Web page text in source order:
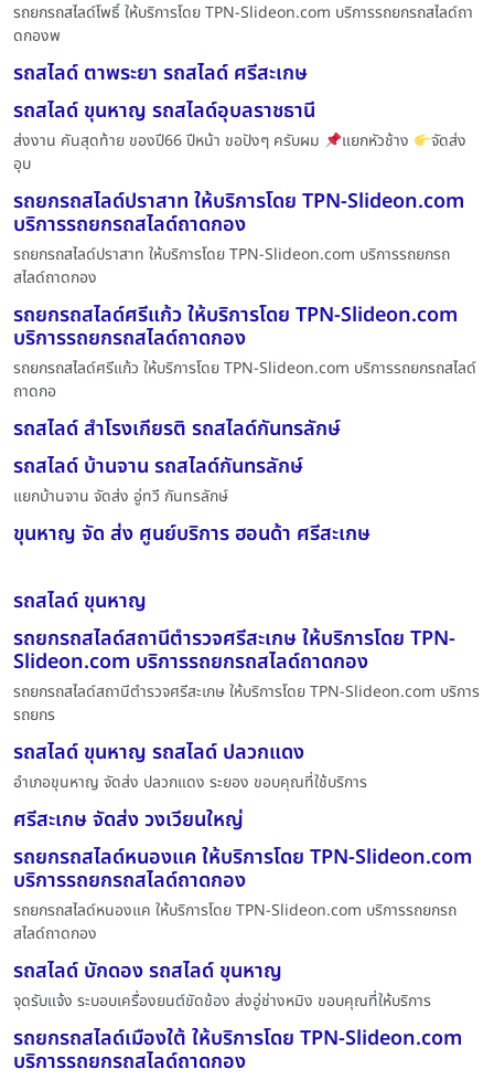
รถยกรถสไลด์โพธิ์ ให้บริการโดย TPN-Slideon.com บริการรถยกรถสไลด์ถา
ดกองพ
รถสไลด์ ตาพระยา รถสไลด์ ศรีสะเกษ
รถสไลด์ ขุนหาญ รถสไลด์อุบลราชธานี
ส่งงาน คันสุดท้าย ของปี66 ปีหน้า ขอปังๆ ครับผม แยกหัวช้าง
จัดส่ง
อุบ
รถยกรถสไลด์ปราสาท ให้บริการโดย TPN-Slideon.com
บริการรถยกรถสไลด์ถาดกอง
รถยกรถสไลด์ปราสาท ให้บริการโดย TPN-Slideon.com บริการรถยกรถ
สไลด์ถาดกอง
รถยกรถสไลด์ศรีแก้ว ให้บริการโดย TPN-Slideon.com
บริการรถยกรถสไลด์ถาดกอง
รถยกรถสไลด์ศรีแก้ว ให้บริการโดย TPN-Slideon.com บริการรถยกรถสไลด์
ถาดกอ
รถสไลด์ สำโรงเกียรติ รถสไลด์กันทรลักษ์
รถสไลด์ บ้านจาน รถสไลด์กันทรลักษ์
แยกบ้านจาน จัดส่ง อู่ทวี กันทรลักษ์
ขุนหาญ จัด ส่ง ศูนย์บริการ ฮอนด้า ศรีสะเกษ
รถสไลด์ ขุนหาญ
รถยกรถสไลด์สถานีตำรวจศรีสะเกษ ให้บริการโดย TPN-
Slideon.com บริการรถยกรถสไลด์ถาดกอง
รถยกรถสไลด์สถานีตำรวจศรีสะเกษ ให้บริการโดย TPN-Slideon.com บริการ
รถยกร
รถสไลด์ ขุนหาญ รถสไลด์ ปลวกแดง
อำเภอขุนหาญ จัดส่ง ปลวกแดง ระยอง ขอบคุณที่ใช้บริการ
ศรีสะเกษ จัดส่ง วงเวียนใหญ่
รถยกรถสไลด์หนองแค ให้บริการโดย TPN-Slideon.com
บริการรถยกรถสไลด์ถาดกอง
รถยกรถสไลด์หนองแค ให้บริการโดย TPN-Slideon.com บริการรถยกรถ
สไลด์ถาดกอง
รถสไลด์ บักดอง รถสไลด์ ขุนหาญ
จุดรับแจ้ง ระบอบเครื่องยนต์ขัดข้อง ส่งอู่ช่างหมิง ขอบคุณที่ให้บริการ
รถยกรถสไลด์เมืองใต้ ให้บริการโดย TPN-Slideon.com
บริการรถยกรถสไลด์ถาดกอง